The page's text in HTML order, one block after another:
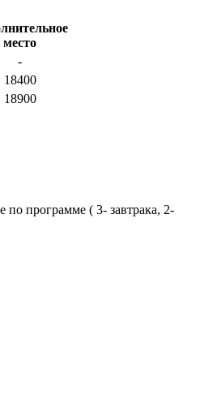
место
-
18400
18900
по программе ( 3- завтрака, 2-